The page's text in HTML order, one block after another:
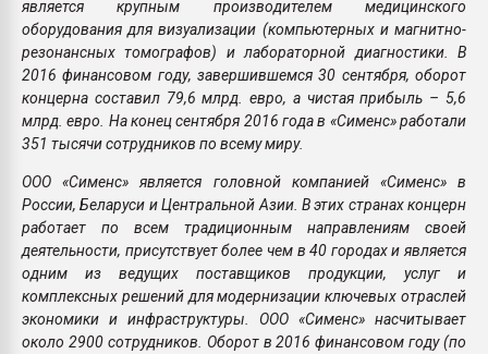
является крупным производителем медицинского
оборудования для визуализации (компьютерных и магнитно-
резонансных томографов) и лабораторной диагностики. В
2016 финансовом году, завершившемся 30 сентября, оборот
концерна составил 79,6 млрд. евро, а чистая прибыль – 5,6
млрд. евро. На конец сентября 2016 года в «Сименс» работали
351 тысячи сотрудников по всему миру.
ООО «Сименс» является головной компанией «Сименс» в
России, Беларуси и Центральной Азии. В этих странах концерн
работает по всем традиционным направлениям своей
деятельности, присутствует более чем в 40 городах и является
одним из ведущих поставщиков продукции, услуг и
комплексных решений для модернизации ключевых отраслей
экономики и инфраструктуры. ООО «Сименс» насчитывает
около 2900 сотрудников. Оборот в 2016 финансовом году (по